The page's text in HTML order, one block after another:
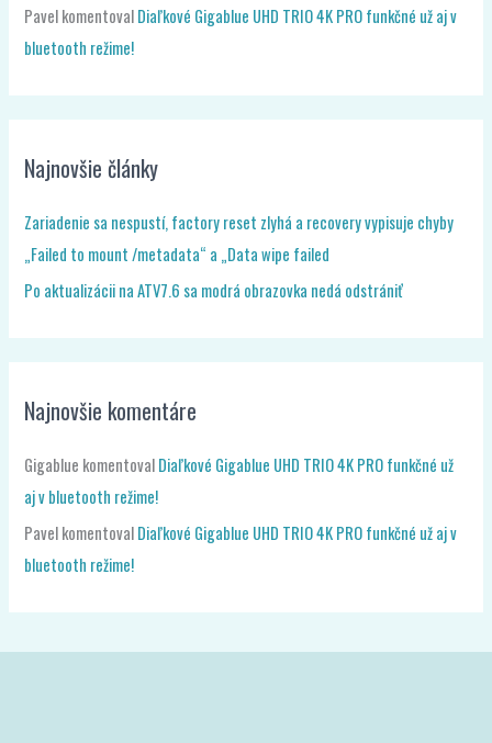
PavelkomentovalDiaľkové Gigablue UHD TRIO 4K PRO funkčné už aj v
bluetooth režime!
Najnovšie články
Zariadenie sa nespustí, factory reset zlyhá a recovery vypisuje chyby
„Failed to mount /metadata“ a „Data wipe failed
Po aktualizácii na ATV7.6 sa modrá obrazovka nedá odstrániť
Najnovšie komentáre
Gigablue komentovalDiaľkové Gigablue UHD TRIO 4K PRO funkčné už
aj v bluetooth režime!
PavelkomentovalDiaľkové Gigablue UHD TRIO 4K PRO funkčné už aj v
bluetooth režime!